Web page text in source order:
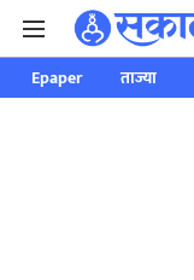
Epaper ताज्या